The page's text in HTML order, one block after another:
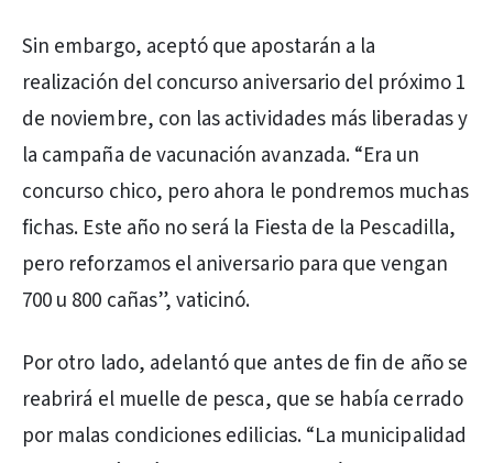
Sin embargo, aceptó que apostarán a la
realización del concurso aniversario del próximo 1
de noviembre, con las actividades más liberadas y
la campaña de vacunación avanzada. “Era un
concurso chico, pero ahora le pondremos muchas
fichas. Este año no será la Fiesta de la Pescadilla,
pero reforzamos el aniversario para que vengan
700 u 800 cañas”, vaticinó.
Por otro lado, adelantó que antes de fin de año se
reabrirá el muelle de pesca, que se había cerrado
por malas condiciones edilicias. “La municipalidad